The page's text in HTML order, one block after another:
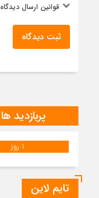
قوانین ارسال دیدگاه
ثبت دیدگاه
پربازدید ها
1 روز
تایم لاین